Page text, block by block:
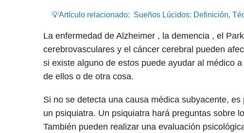
💡Artículo relacionado: Sueños Lúcidos: Definición,
La enfermedad de Alzheimer , la demencia , el
cerebrovasculares y el cáncer cerebral pueden
si existe alguno de estos puede ayudar al médico
de ellos o de otra cosa.
Si no se detecta una causa médica subyacente,
un psiquiatra. Un psiquiatra hará preguntas sobre
También pueden realizar una evaluación